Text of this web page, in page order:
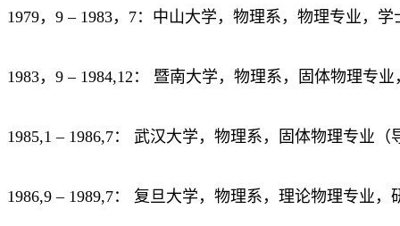
1979，9 – 1983，7：中山大学，物理系，物理专业，学
1983，9 – 1984,12： 暨南大学，物理系，固体物理专
1985,1 – 1986,7： 武汉大学，物理系，固体物理专业
1986,9 – 1989,7： 复旦大学，物理系，理论物理专业